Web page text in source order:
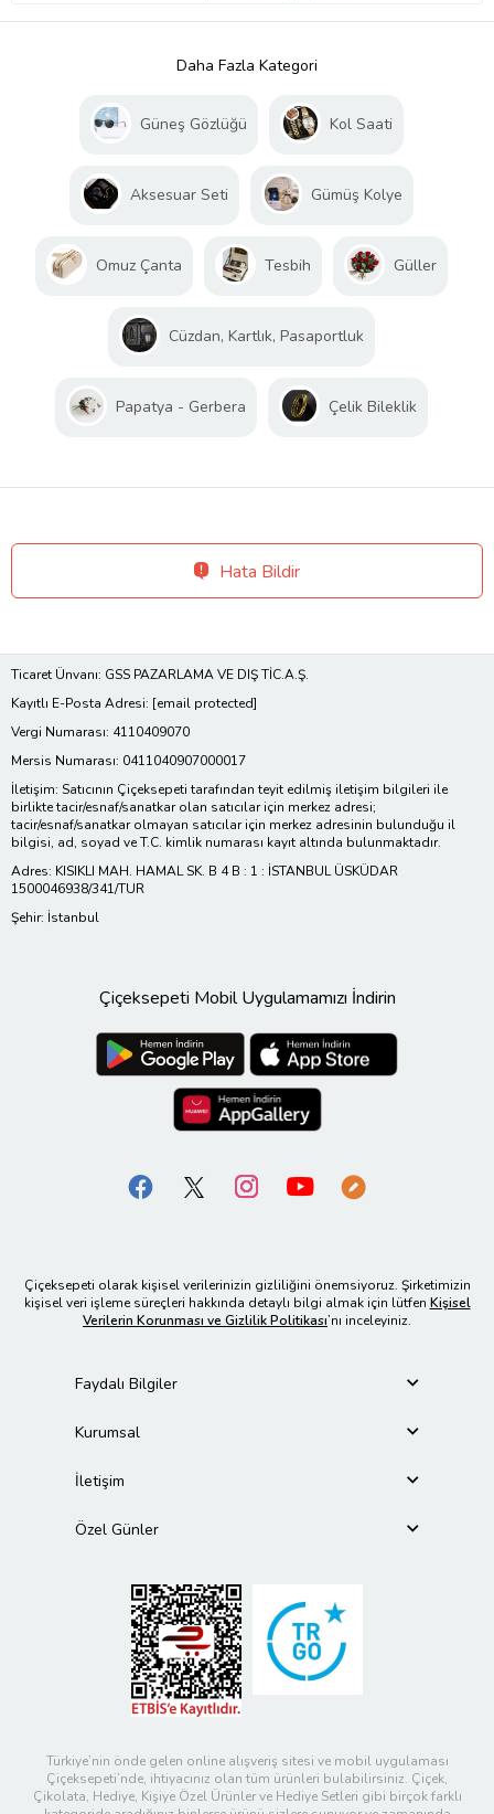
Daha Fazla Kategori
Güneş Gözlüğü Kol Saati
Aksesuar Seti Gümüş Kolye
Omuz Çanta Tesbih Güller
Cüzdan, Kartlık, Pasaportluk
Papatya - Gerbera Çelik Bileklik
Hata Bildir
Ticaret Ünvanı: GSS PAZARLAMA VE DIŞ TİC.A.Ş.
Kayıtlı E-Posta Adresi: [email protected]
Vergi Numarası: 4110409070
Mersis Numarası: 0411040907000017
İletişim: Satıcının Çiçeksepeti tarafından teyit edilmiş iletişim bilgileri ile
birlikte tacir/esnaf/sanatkar olan satıcılar için merkez adresi;
tacir/esnaf/sanatkar olmayan satıcılar için merkez adresinin bulunduğu il
bilgisi, ad, soyad ve T.C. kimlik numarası kayıt altında bulunmaktadır.
Adres: KISIKLI MAH. HAMAL SK. B 4 B : 1 : İSTANBUL ÜSKÜDAR
1500046938/341/TUR
Şehir: İstanbul
Çiçeksepeti Mobil Uygulamamızı İndirin
Çiçeksepeti olarak kişisel verilerinizin gizliliğini önemsiyoruz. Şirketimizin
kişisel veri işleme süreçleri hakkında detaylı bilgi almak için lütfen Kişisel
Verilerin Korunması ve Gizlilik Politikası’nı inceleyiniz.
Faydalı Bilgiler
Kurumsal
İletişim
Özel Günler
Türkiye’nin önde gelen online alışveriş sitesi ve mobil uygulaması
Çiçeksepeti’nde, ihtiyacınız olan tüm ürünleri bulabilirsiniz. Çiçek,
Çikolata, Hediye, Kişiye Özel Ürünler ve Hediye Setleri gibi birçok farklı